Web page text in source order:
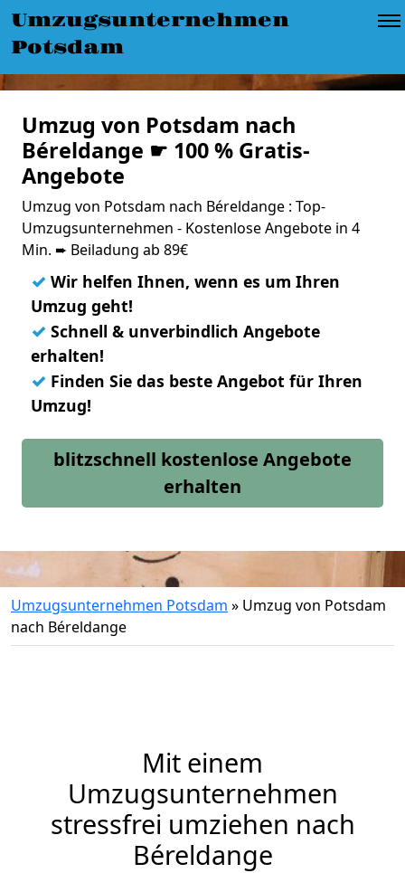
Umzugsunternehmen
Potsdam
Umzug von Potsdam nach
Béreldange ☛ 100 % Gratis-
Angebote
Umzug von Potsdam nach Béreldange : Top-
Umzugsunternehmen - Kostenlose Angebote in 4
Min. ➨ Beiladung ab 89€
✓ Wir helfen Ihnen, wenn es um Ihren
Umzug geht!
✓ Schnell & unverbindlich Angebote
erhalten!
✓ Finden Sie das beste Angebot für Ihren
Umzug!
blitzschnell kostenlose Angebote
erhalten
Umzugsunternehmen Potsdam » Umzug von Potsdam
nach Béreldange
Mit einem
Umzugsunternehmen
stressfrei umziehen nach
Béreldange